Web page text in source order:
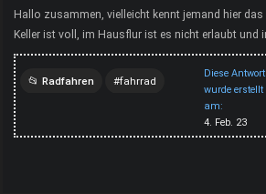
Hallo zusammen, vielleicht kennt jemand hier das
Keller ist voll, im Hausflur ist es nicht erlaubt und
Garage ist kein Platz mehr, deshalb suchen ...
Diese Antwort
wurde erstellt
am:
4. Feb. 23
Radfahren fahrrad
abstellen fahrräder